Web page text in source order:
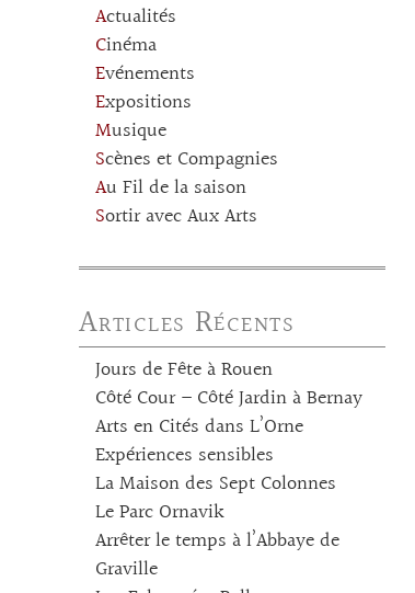
Actualités
Cinéma
Evénements
Expositions
Musique
Scènes et Compagnies
Au Fil de la saison
Sortir avec Aux Arts
Articles Récents
Jours de Fête à Rouen
Côté Cour – Côté Jardin à Bernay
Arts en Cités dans L’Orne
Expériences sensibles
La Maison des Sept Colonnes
Le Parc Ornavik
Arrêter le temps à l’Abbaye de
Graville